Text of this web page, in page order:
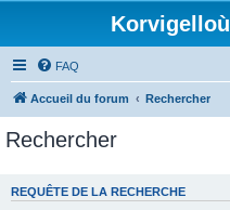
FAQ
Accueil du forum Rechercher
Rechercher
REQUÊTE DE LA RECHERCHE